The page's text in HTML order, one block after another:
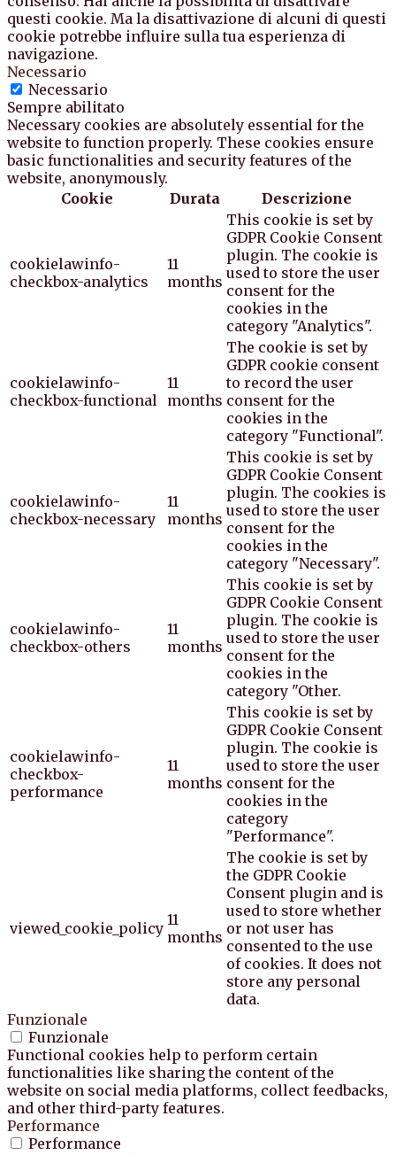
questi cookie. Ma la disattivazione di alcuni di questi
cookie potrebbe influire sulla tua esperienza di
navigazione.
Necessario
Necessario
Sempre abilitato
Necessary cookies are absolutely essential for the
website to function properly. These cookies ensure
basic functionalities and security features of the
website, anonymously.
Cookie
Durata Descrizione
cookielawinfo-
checkbox-analytics
11
months
This cookie is set by
GDPR Cookie Consent
plugin. The cookie is
used to store the user
consent for the
cookies in the
category "Analytics".
cookielawinfo-
checkbox-functional
11
months
The cookie is set by
GDPR cookie consent
to record the user
consent for the
cookies in the
category "Functional".
cookielawinfo-
checkbox-necessary
11
months
This cookie is set by
GDPR Cookie Consent
plugin. The cookies is
used to store the user
consent for the
cookies in the
category "Necessary".
cookielawinfo-
checkbox-others
11
months
This cookie is set by
GDPR Cookie Consent
plugin. The cookie is
used to store the user
consent for the
cookies in the
category "Other.
cookielawinfo-
checkbox-
performance
11
months
This cookie is set by
GDPR Cookie Consent
plugin. The cookie is
used to store the user
consent for the
cookies in the
category
"Performance".
viewed_cookie_policy 11
months
The cookie is set by
the GDPR Cookie
Consent plugin and is
used to store whether
or not user has
consented to the use
of cookies. It does not
store any personal
data.
Funzionale
Funzionale
Functional cookies help to perform certain
functionalities like sharing the content of the
website on social media platforms, collect feedbacks,
and other third-party features.
Performance
Performance